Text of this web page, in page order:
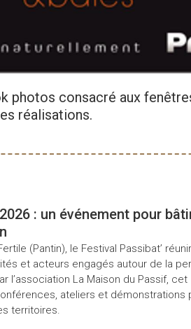
photos consacré aux
réalisations.
: un événement pour
(Pantin), le Festival Passibat’
et acteurs engagés autour de la
l’association La Maison du Passif, cet
ateliers et démonstrations
territoires.